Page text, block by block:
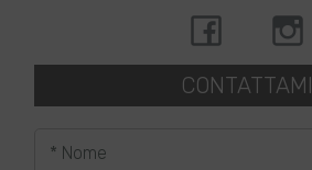
CONTATTAMI
* Nome